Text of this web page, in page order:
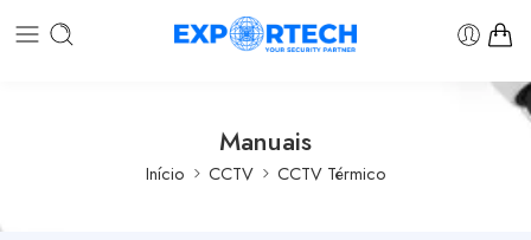
Manuais
Início CCTV CCTV Térmico